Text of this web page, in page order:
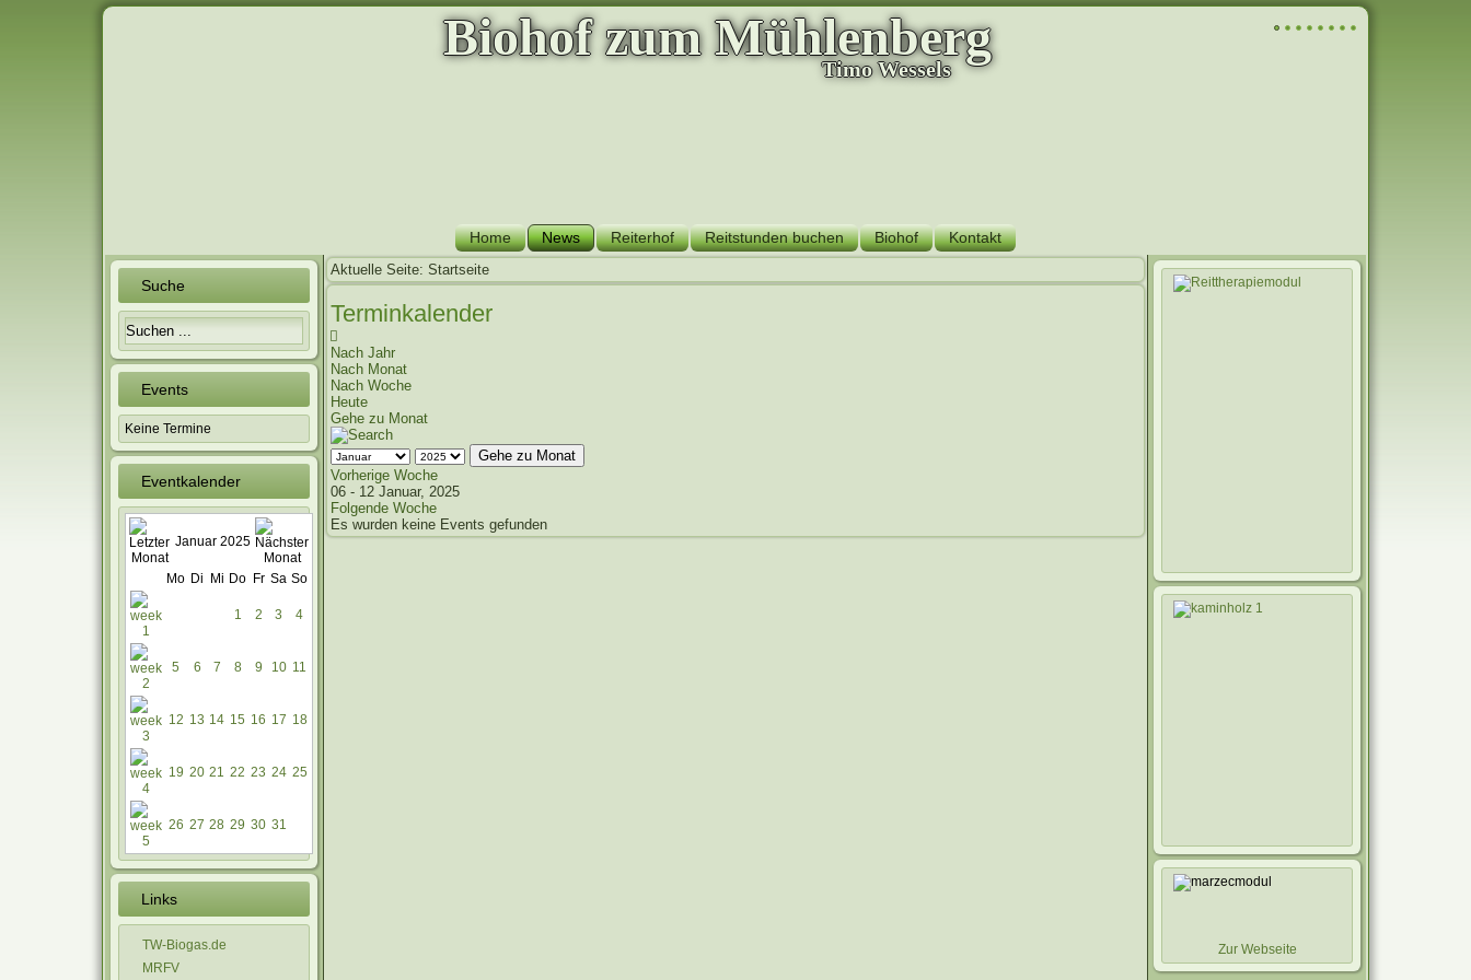
Biohof zum Mühlenberg
Timo Wessels
Home News Reiterhof Reitstunden buchen Biohof Kontakt
Suche
Events
Keine Termine
Eventkalender
Januar 2025
Mo Di Mi Do Fr Sa So
1 2 3 4
5 6 7 8 9 10 11
12 13 14 15 16 17 18
19 20 21 22 23 24 25
26 27 28 29 30 31
Links
TW-Biogas.de
MRFV
Aktuelle Seite: Startseite
Terminkalender
Nach Jahr
Nach Monat
Nach Woche
Heute
Gehe zu Monat
Gehe zu Monat
Vorherige Woche
06 - 12 Januar, 2025
Folgende Woche
Es wurden keine Events gefunden
Zur Webseite